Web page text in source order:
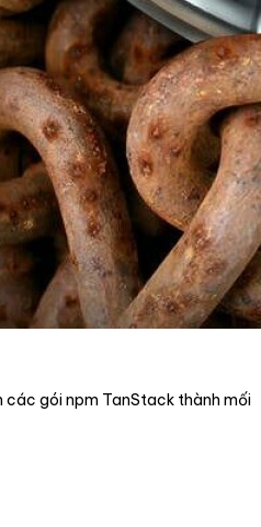
các gói npm TanStack thành mối